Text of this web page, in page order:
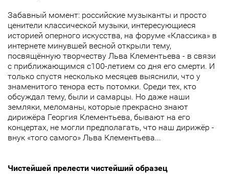
Забавный момент: российские музыканты и просто
ценители классической музыки, интересующиеся
историей оперного искусства, на форуме «Классика» в
интернете минувшей весной открыли тему,
посвящённую творчеству Льва Клементьева - в связи
с приближающимся с100-летием со дня его смерти. И
только спустя несколько месяцев выяснили, что у
знаменитого тенора есть потомки. Среди тех, кто
обсуждал тему, были и самарцы. Но даже наши
земляки, меломаны, которые прекрасно знают
дирижёра Георгия Клементьева, бывают на его
концертах, не могли предполагать, что наш дирижёр -
внук «того самого» Льва Клементьева...
Чистейшей прелести чистейший образец